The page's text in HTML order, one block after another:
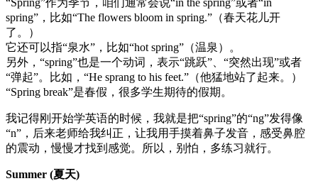
spring”，比如“The flowers bloom in spring.”（春天花儿开
了。）
它还可以指“泉水”，比如“hot spring”（温泉）。
另外，“spring”也是一个动词，表示“跳跃”、“突然出现”或者
“弹起”。比如，“He sprang to his feet.”（他猛地站了起来。）
“Spring break”是春假，很多学生期待的假期。
我记得刚开始学英语的时候，我就是把“spring”的“ng”发得像
“n”，后来老师给我纠正，让我用手摸着鼻子发音，感受鼻腔
的震动，慢慢才找到感觉。所以，别怕，多练习就行。
Summer (夏天)